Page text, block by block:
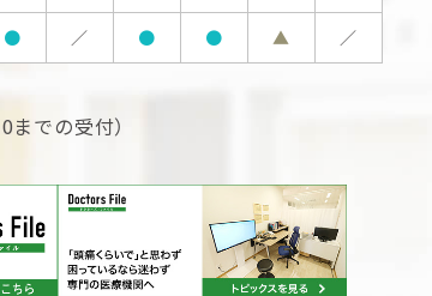
● ／ ● ● ▲ ／
での受付）